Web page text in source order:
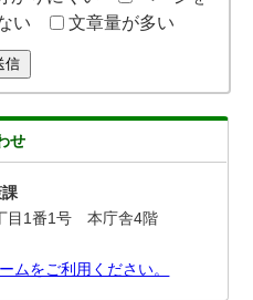
い 文章量が多い
信
せ
目1番1号 本庁舎4階
ムをご利用ください。